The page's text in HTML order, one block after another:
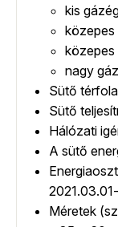
kis
közepes
közepes
nagy
Sütő
Sütő
Hálózati
A sütő
Méretek